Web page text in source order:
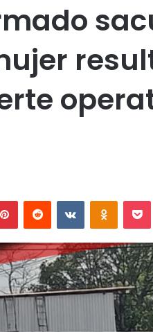
PinterestReddit VKontakte